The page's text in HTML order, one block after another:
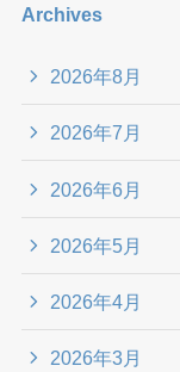
Archives
2026年8月
2026年7月
2026年6月
2026年5月
2026年4月
2026年3月